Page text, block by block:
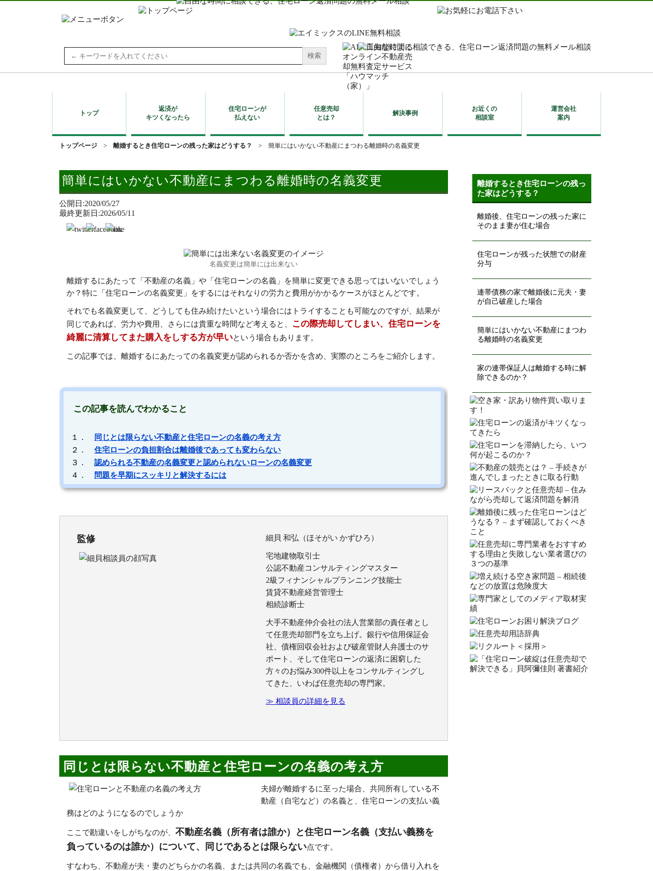
Search
for:
トップ
返済が
キツくなったら
住宅ローンが
払えない
任意売却
とは？
解決事例
お近くの
相談室
運営会社
案内
トップページ > 離婚するとき住宅ローンの残った家はどうする？ > 簡単にはいかない不動産にまつわる離婚時の名義変更
簡単にはいかない不動産にまつわる離婚時の名義変更
公開日:2020/05/27
最終更新日:2026/05/11
名義変更は簡単には出来ない
離婚するにあたって「不動産の名義」や「住宅ローンの名義」を簡単に変更できる思ってはいないでしょう
か？特に「住宅ローンの名義変更」をするにはそれなりの労力と費用がかかるケースがほとんどです。
それでも名義変更して、どうしても住み続けたいという場合にはトライすることも可能なのですが、結果が
同じであれば、労力や費用、さらには貴重な時間など考えると、
この際売却してしまい、住宅ローンを
綺麗に清算してまた購入をしする方が早いという場合もあります。
この記事では、離婚するにあたっての名義変更が認められるか否かを含め、実際のところをご紹介します。
この記事を読んでわかること
１．
同じとは限らない不動産と住宅ローンの名義の考え方
２． 住宅ローンの負担割合は離婚後であっても変わらない
３． 認められる不動産の名義変更と認められないローンの名義変更
４．
問題を早期にスッキリと解決するには
監修 細貝 和弘（ほそがい かずひろ）
宅地建物取引士
公認不動産コンサルティングマスター
2級フィナンシャルプランニング技能士
賃貸不動産経営管理士
相続診断士
大手不動産仲介会社の法人営業部の責任者とし
て任意売却部門を立ち上げ。銀行や信用保証会
社、債権回収会社および破産管財人弁護士のサ
ポート、そして住宅ローンの返済に困窮した
方々のお悩み300件以上をコンサルティングし
てきた、いわば任意売却の専門家。
≫ 相談員の詳細を見る
同じとは限らない不動産と住宅ローンの名義の考え方
夫婦が離婚するに至った場合、共同所有している不
動産（自宅など）の名義と、住宅ローンの支払い義
務はどのようになるのでしょうか
ここで勘違いをしがちなのが、 不動産名義（所有者は誰か）と住宅ローン名義（支払い義務を
負っているのは誰か）について、同じであるとは限らない点です。
すなわち、不動産が夫・妻のどちらかの名義、または共同の名義でも、金融機関（債権者）から借り入れを
離婚するとき住宅ローンの残っ
た家はどうする？
離婚後、住宅ローンの残った家に
そのまま妻が住む場合
住宅ローンが残った状態での財産
分与
連帯債務の家で離婚後に元夫・妻
が自己破産した場合
簡単にはいかない不動産にまつわ
る離婚時の名義変更
家の連帯保証人は離婚する時に解
除できるのか？